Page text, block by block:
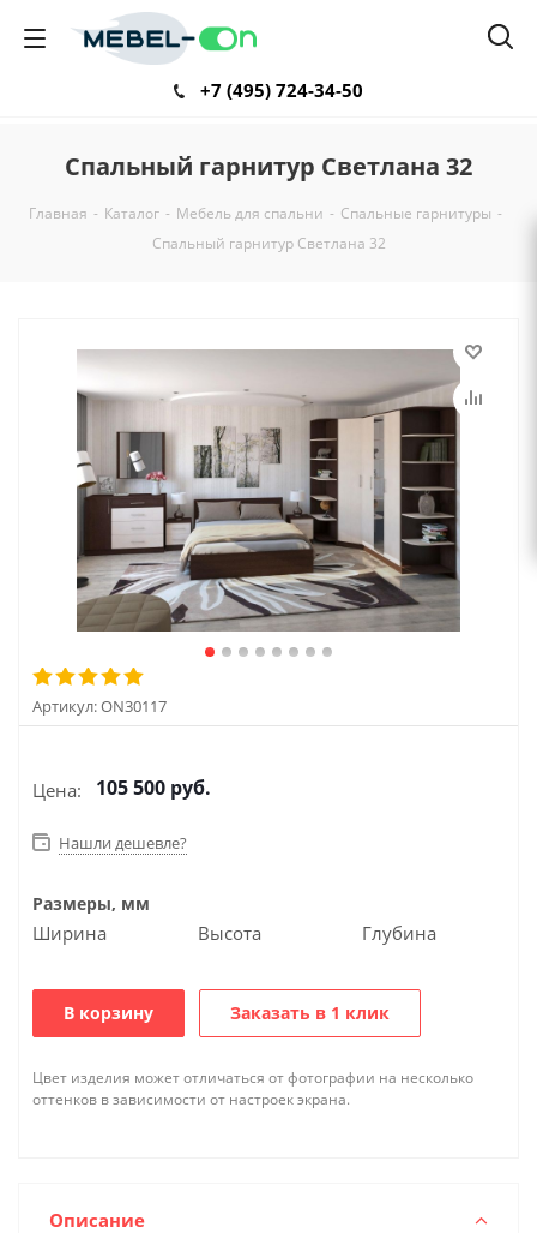
+7 (495) 724-34-50
Спальный гарнитур Светлана 32
Главная - Каталог - Мебель для спальни - Спальные гарнитуры -
Спальный гарнитур Светлана 32
Артикул:ON30117
Цена: 105 500 руб.
Нашли дешевле?
Размеры, мм
Ширина Высота Глубина
В корзину Заказать в 1 клик
Цвет изделия может отличаться от фотографии на несколько
оттенков в зависимости от настроек экрана.
Описание